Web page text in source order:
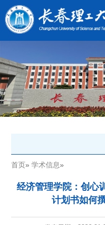
首页»学术信息»
经济管理学院：创
计划书如何